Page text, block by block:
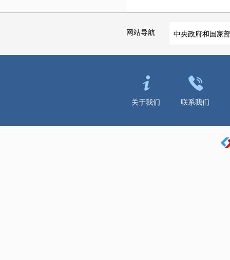
网站导航 中央政府和国家
关于我们 联系我们